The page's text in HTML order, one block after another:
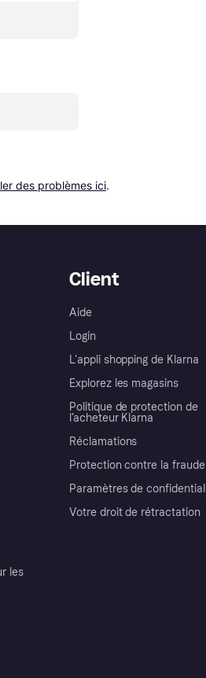
des problèmes ici.
les
Client
Aide
Login
L'appli shopping de Klarna
Explorez les magasins
Politique de protection de
l’acheteur Klarna
Réclamations
Protection contre la fraude
Paramètres de
Votre droit de rétractation